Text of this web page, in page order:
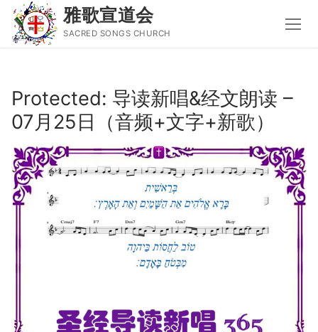
content
雅歌宣道会
SACRED SONGS CHURCH
Search
for:
主页
主日讲道
圣经导读新唱
属灵书籍
Protected: 导读新唱&经文朗读 –
07月25日（音频+文字+新歌）